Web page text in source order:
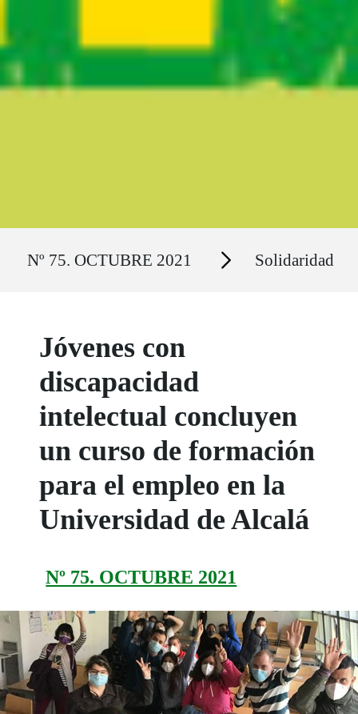
Nº 75. OCTUBRE 2021 Secciones Solidaridad
Jóvenes con
discapacidad
intelectual concluyen
un curso de formación
para el empleo en la
Universidad de Alcalá
Nº 75. OCTUBRE 2021